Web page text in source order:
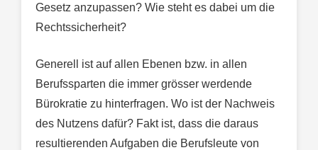
Gesetz anzupassen? Wie steht es dabei um die
Rechtssicherheit?
Generell ist auf allen Ebenen bzw. in allen
Berufssparten die immer grösser werdende
Bürokratie zu hinterfragen. Wo ist der Nachweis
des Nutzens dafür? Fakt ist, dass die daraus
resultierenden Aufgaben die Berufsleute von